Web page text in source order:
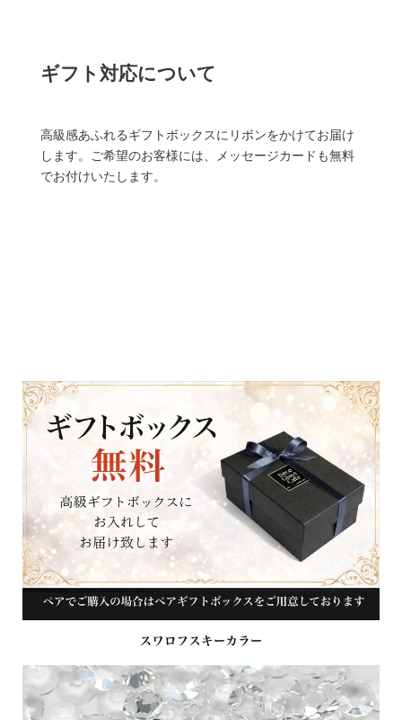
ギフト対応について
高級感あふれるギフトボックスにリボンをかけてお届け
します。ご希望のお客様には、メッセージカードも無料
でお付けいたします。